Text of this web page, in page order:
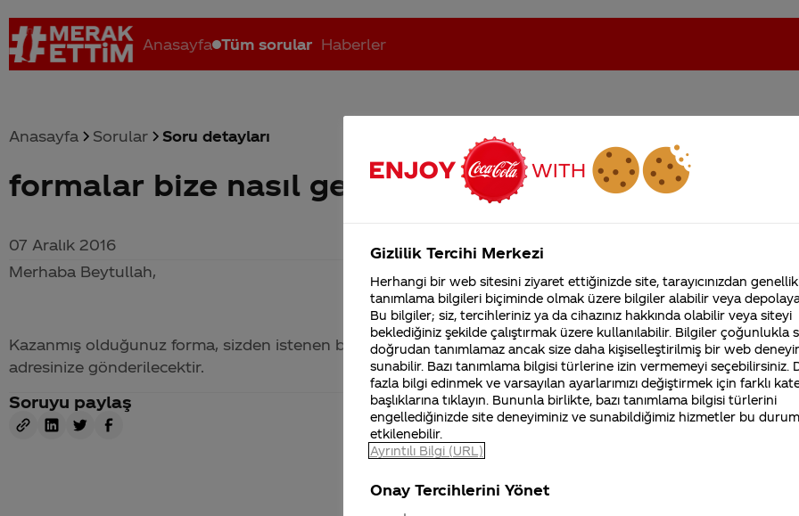
Anasayfa Tüm sorular Haberler
Coca-Cola nerenin malı? Coca cola İsrail malı mı Yani ... Coca-Cola'nın Filistin'de fabr... Coca-Cola’yı kim buldu?
Anasayfa Sorular Soru detayları
formalar bize nasıl gelicek e posta yoluylamı
07 Aralık 2016
Merhaba Beytullah,
Kazanmış olduğunuz forma, sizden istenen belgeler ve kapak ibrazınızı gerçekleştirmeniz halinde Aras
adresinize gönderilecektir.
Soruyu paylaş
Coca-Cola Şirketi
merak ettikleriniz.
Fabrikalarımız,
sertifikalarımız, faaliyet
gösterdiğimiz ülkeler,
tarihçemiz ve daha
Gizlilik Tercihi Merkezi
Herhangi bir web sitesini ziyaret ettiğinizde site, tarayıcınızdan
tanımlama bilgileri biçiminde olmak üzere bilgiler alabilir veya
Bu bilgiler; siz, tercihleriniz ya da cihazınız hakkında olabilir veya siteyi
beklediğiniz şekilde çalıştırmak üzere kullanılabilir. Bilgiler çoğunlukla
doğrudan tanımlamaz ancak size daha kişiselleştirilmiş bir web
sunabilir. Bazı tanımlama bilgisi türlerine izin vermemeyi seçebilirsiniz.
fazla bilgi edinmek ve varsayılan ayarlarımızı değiştirmek için farklı
başlıklarına tıklayın. Bununla birlikte, bazı tanımlama bilgisi türlerini
engellediğinizde site deneyiminiz ve sunabildiğimiz hizmetler bu
etkilenebilir.
Ayrıntılı Bilgi (URL)
Onay Tercihlerini Yönet